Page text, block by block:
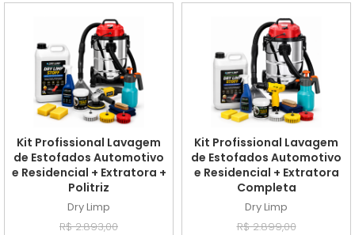
MENOR PREÇO
MAIOR PREÇO
A - Z
Kit Profissional Lavagem
de Estofados Automotivo
e Residencial + Extratora +
Politriz
Dry Limp
R$ 2.893,00
Kit Profissional Lavagem
de Estofados Automotivo
e Residencial + Extratora
Completa
Dry Limp
R$ 2.899,00